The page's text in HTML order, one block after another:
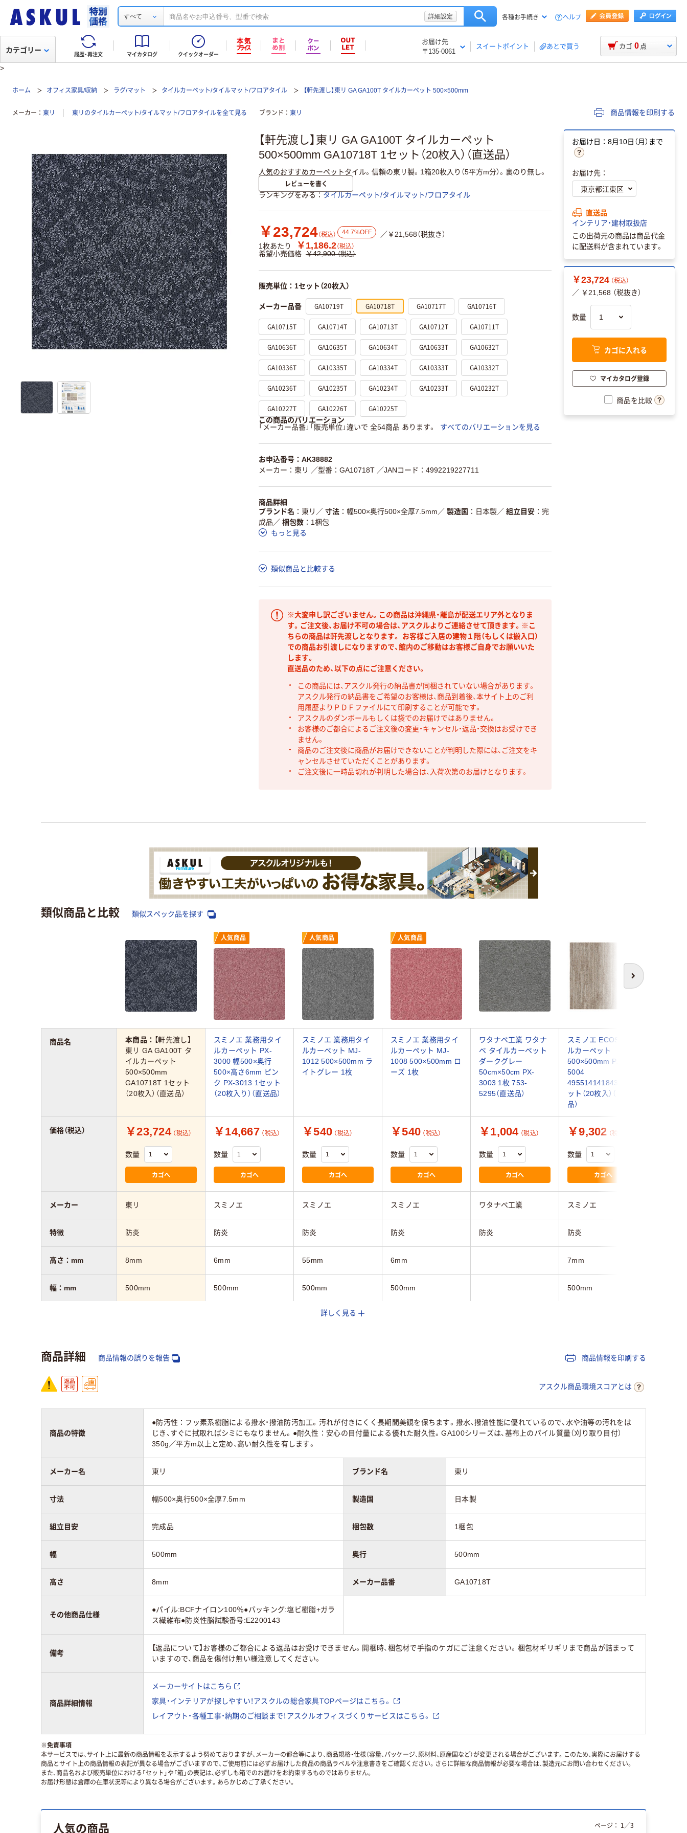
すべて 詳細設定 各種お手続き ヘルプ
履歴・再注文 マイカタログ クイックオーダー
お届け先
〒135-0061
スイートポイント あとで買う
カテゴリー カゴ 0 点
>
ホーム オフィス家具/収納 ラグ/マット タイルカーペット/タイルマット/フロアタイル 【軒先渡し】東リ GA GA100T タイルカーペット 500×500mm
メーカー 東リ 東リのタイルカーペット/タイルマット/フロアタイルを全て見る ブランド 東リ 商品情報を印刷する
【軒先渡し】東リ GA GA100T タイルカーペット
500×500mm GA10718T 1セット（20枚入）（直送品）
人気のおすすめカーペットタイル。信頼の東リ製。1箱20枚入り（5平方m分）。裏のり無し。
レビューを書く
ランキングをみる タイルカーペット/タイルマット/フロアタイル
￥23,724（税込） 44.7%OFF
／￥21,568（税抜き）
1枚あたり
￥1,186.2（税込）
希望小売価格 ￥42,900 （税込）
販売単位：1セット（20枚入）
メーカー品番 GA10719T GA10718T GA10717T GA10716T
GA10715T GA10714T GA10713T GA10712T GA10711T
GA10636T GA10635T GA10634T GA10633T GA10632T
GA10336T GA10335T GA10334T GA10333T GA10332T
GA10236T GA10235T GA10234T GA10233T GA10232T
GA10227T GA10226T GA10225T
この商品のバリエーション
「メーカー品番」「販売単位」違いで 全54商品 あります。
すべてのバリエーションを見る
お申込番号：AK38882
メーカー：東リ ／型番：GA10718T ／JANコード：4992219227711
商品詳細
ブランド名
東リ ／ 寸法 幅500×奥行500×全厚7.5mm ／ 製造国 日本製／ 組立目安
完
成品 ／ 梱包数
1梱包
もっと見る
類似商品と比較する
※大変申し訳ございません。この商品は沖縄県・離島が配送エリア外となりま
す。ご注文後、お届け不可の場合は、アスクルよりご連絡させて頂きます。※こ
ちらの商品は軒先渡しとなります。 お客様ご入居の建物１階（もしくは搬入口）
での商品お引渡しになりますので、館内のご移動はお客様ご自身でお願いいた
します。
直送品のため、以下の点にご注意ください。
この商品には、アスクル発行の納品書が同梱されていない場合があります。
アスクル発行の納品書をご希望のお客様は、商品到着後、本サイト上のご利
用履歴よりＰＤＦファイルにて印刷することが可能です。
アスクルのダンボールもしくは袋でのお届けではありません。
お客様のご都合によるご注文後の変更・キャンセル・返品・交換はお受けでき
ません。
商品のご注文後に商品がお届けできないことが判明した際には、ご注文をキ
ャンセルさせていただくことがあります。
ご注文後に一時品切れが判明した場合は、入荷次第のお届けとなります。
お届け日：8月10日（月）まで
お届け先：
直送品
インテリア・建材取扱店
この出荷元の商品は商品代金
に配送料が含まれています。
￥23,724 （税込）
／ ￥21,568 （税抜き）
数量
カゴに入れる
マイカタログ登録
商品を比較
類似商品と比較 類似スペック品を探す
次へ
人気商品 人気商品 人気商品
本商品： 【軒先渡し】
東リ GA GA100T タ
イルカーペット
500×500mm
GA10718T 1セット
（20枚入）（直送品）
スミノエ 業務用タイ
ルカーペット PX-
3000 幅500×奥行
500×高さ6mm ピン
ク PX-3013 1セット
（20枚入り）（直送品）
スミノエ 業務用タイ
ルカーペット MJ-
1012 500×500mm ラ
イトグレー 1枚
スミノエ 業務用タイ
ルカーペット MJ-
1008 500×500mm ロ
ーズ 1枚
ワタナベ工業 ワタナ
ベ タイルカーペット
ダークグレー
50cm×50cm PX-
3003 1枚 753-
5295（直送品）
スミノエ ECOSタイ
ルカーペット
500×500mm PX-
5004
4955141418435 1セ
ット（20枚入）（直送
品）
￥23,724 （税込）
数量
カゴへ
￥14,667 （税込）
数量
カゴへ
￥540 （税込）
数量
カゴへ
￥540 （税込）
数量
カゴへ
￥1,004 （税込）
数量
カゴへ
￥9,302 （税込）
数量
カゴへ
東リ スミノエ スミノエ スミノエ ワタナベ工業 スミノエ
防炎 防炎 防炎 防炎 防炎 防炎
8mm 6mm 55mm 6mm 7mm
500mm 500mm 500mm 500mm 500mm
500mm
商品名
価格（税込）
メーカー
特徴
高さ：mm
幅：mm
詳しく見る
商品詳細 商品情報の誤りを報告 商品情報を印刷する
アスクル商品環境スコアとは
商品の特徴
●防汚性：フッ素系樹脂による撥水・撥油防汚加工。汚れが付きにくく長期間美観を保ちます。撥水、撥油性能に優れているので、水や油等の汚れをは
じき、すぐに拭取ればシミにもなりません。●耐久性：安心の目付量による優れた耐久性。GA100シリーズは、基布上のパイル質量（刈り取り目付）
350g／平方m以上と定め、高い耐久性を有します。
メーカー名 東リ ブランド名 東リ
寸法 幅500×奥行500×全厚7.5mm 製造国 日本製
組立目安 完成品 梱包数 1梱包
幅 500mm 奥行 500mm
高さ 8mm メーカー品番 GA10718T
その他商品仕様
●パイル:BCFナイロン100％●バッキング:塩ビ樹脂+ガラ
ス繊維布●防炎性脳試験番号:E2200143
備考
【返品について】お客様のご都合による返品はお受けできません。開梱時、梱包材で手指のケガにご注意ください。梱包材ギリギリまで商品が詰まって
いますので、商品を傷付け無い様注意してください。
商品詳細情報
メーカーサイトはこちら
家具・インテリアが探しやすい！アスクルの総合家具TOPページはこちら。
レイアウト・各種工事・納期のご相談まで！アスクルオフィスづくりサービスはこちら。
※免責事項
本サービスでは、サイト上に最新の商品情報を表示するよう努めておりますが、メーカーの都合等により、商品規格・仕様（容量、パッケージ、原材料、原産国など）が変更される場合がございます。このため、実際にお届けする
商品とサイト上の商品情報の表記が異なる場合がございますので、ご使用前には必ずお届けした商品の商品ラベルや注意書きをご確認ください。さらに詳細な商品情報が必要な場合は、製造元にお問い合わせください。
また、商品名および販売単位における「セット」や「箱」の表記は、必ずしも箱でのお届けをお約束するものではありません。
お届け形態は倉庫の在庫状況等により異なる場合がございます。あらかじめご了承ください。
人気の商品 ページ： 1 ／3